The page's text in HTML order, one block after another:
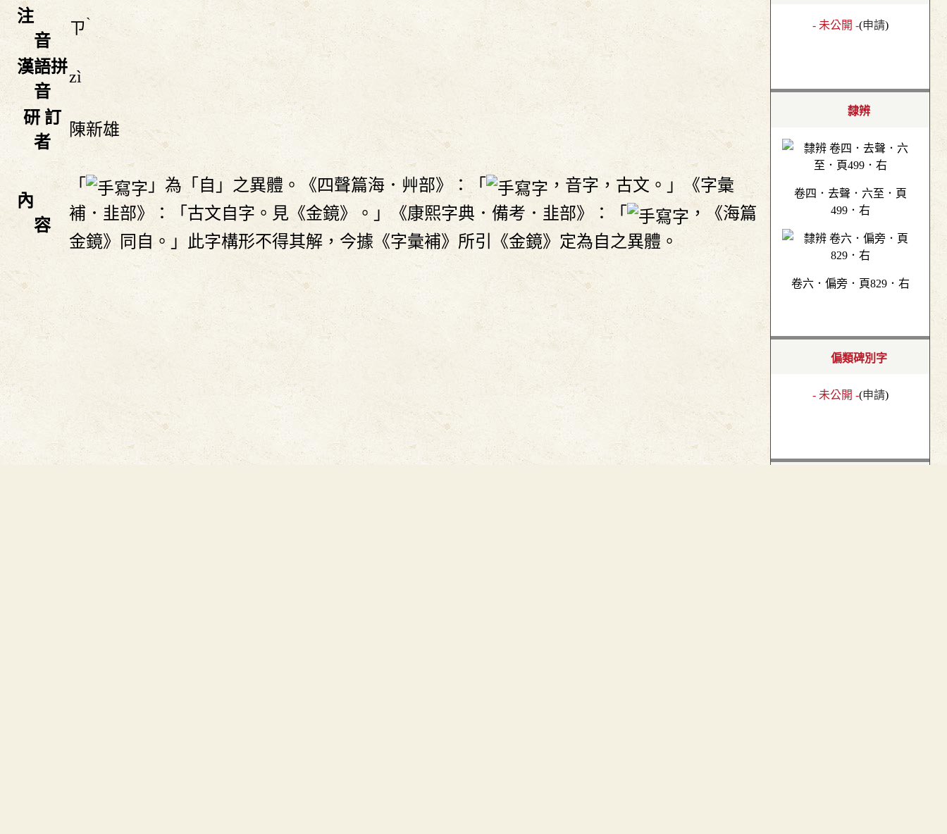
注
音
ㄗˋ
漢語拼
音
zì
研 訂
者
陳新雄
內
容
「 」為「自」之異體。《四聲篇海．艸部》：「
，音字，古文。」《字彙
補．韭部》：「古文自字。見《金鏡》。」《康熙字典．備考．韭部》：「
，《海篇
金鏡》同自。」此字構形不得其解，今據《字彙補》所引《金鏡》定為自之異體。
- 未公開 -(申請)
隸辨
卷四．去聲．六至．頁
499．右
卷六．偏旁．頁829．右
偏類碑別字
- 未公開 -(申請)